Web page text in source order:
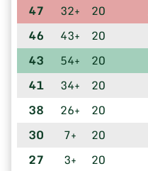
20
+32
47
20
+43
46
20
+54
43
20
+34
41
20
+26
38
20
+7
30
20
+3
27